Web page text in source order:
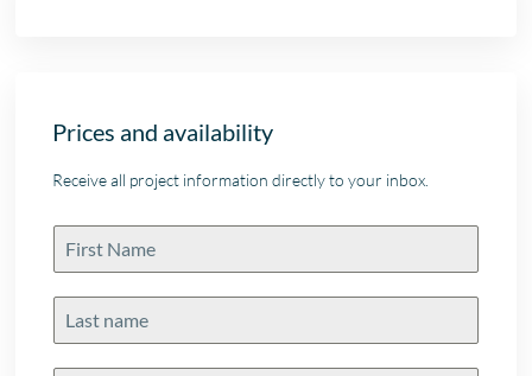
Prices and availability
Receive all project information directly to your inbox.